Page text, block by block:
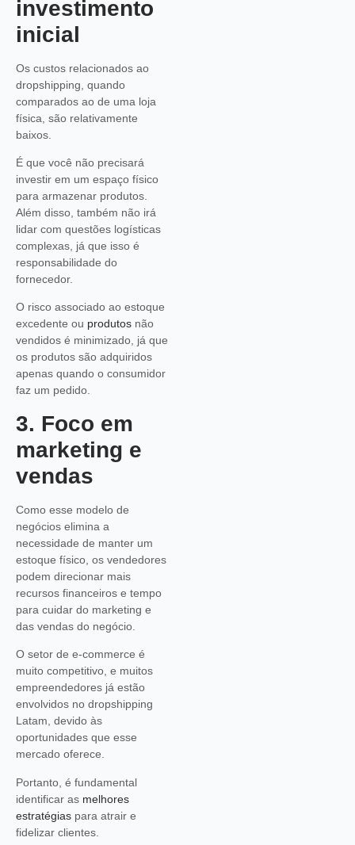
investimento
inicial
Os custos relacionados ao
dropshipping, quando
comparados ao de uma loja
física, são relativamente
baixos.
É que você não precisará
investir em um espaço físico
para armazenar produtos.
Além disso, também não irá
lidar com questões logísticas
complexas, já que isso é
responsabilidade do
fornecedor.
O risco associado ao estoque
excedente ou produtos não
vendidos é minimizado, já que
os produtos são adquiridos
apenas quando o consumidor
faz um pedido.
3. Foco em
marketing e
vendas
Como esse modelo de
negócios elimina a
necessidade de manter um
estoque físico, os vendedores
podem direcionar mais
recursos financeiros e tempo
para cuidar do marketing e
das vendas do negócio.
O setor de e-commerce é
muito competitivo, e muitos
empreendedores já estão
envolvidos no dropshipping
Latam, devido às
oportunidades que esse
mercado oferece.
Portanto, é fundamental
identificar as melhores
estratégias para atrair e
fidelizar clientes.